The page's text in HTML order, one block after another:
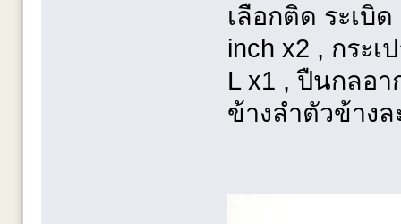
เลือกติด ระเบิ
inch x2 , กระเ
L x1 , ปืนกลอา
ข้างลำตัวข้างล